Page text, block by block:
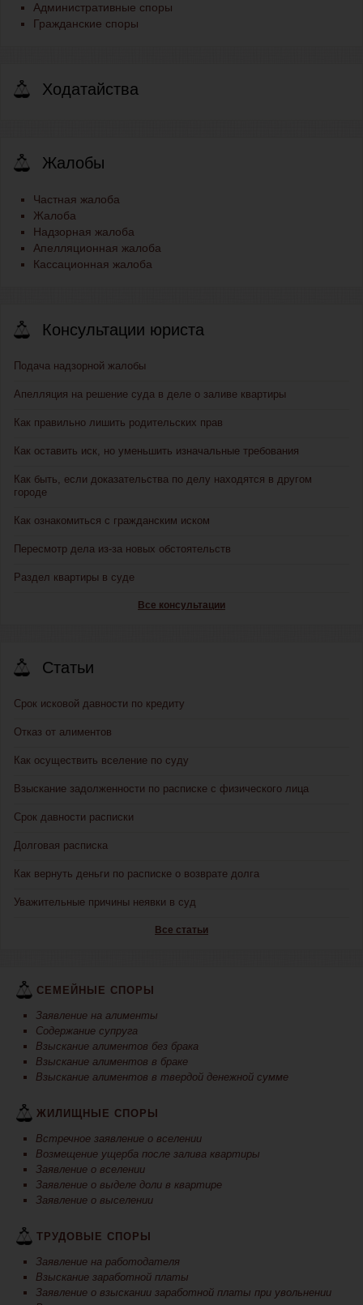
Административные споры
Гражданские споры
Ходатайства
Жалобы
Частная жалоба
Жалоба
Надзорная жалоба
Апелляционная жалоба
Кассационная жалоба
Консультации юриста
Подача надзорной жалобы
Апелляция на решение суда в деле о заливе квартиры
Как правильно лишить родительских прав
Как оставить иск, но уменьшить изначальные требования
Как быть, если доказательства по делу находятся в другом
городе
Как ознакомиться с гражданским иском
Пересмотр дела из-за новых обстоятельств
Раздел квартиры в суде
Все консультации
Статьи
Срок исковой давности по кредиту
Отказ от алиментов
Как осуществить вселение по суду
Взыскание задолженности по расписке с физического лица
Срок давности расписки
Долговая расписка
Как вернуть деньги по расписке о возврате долга
Уважительные причины неявки в суд
Все статьи
СЕМЕЙНЫЕ СПОРЫ
Заявление на алименты
Содержание супруга
Взыскание алиментов без брака
Взыскание алиментов в браке
Взыскание алиментов в твердой денежной сумме
ЖИЛИЩНЫЕ СПОРЫ
Встречное заявление о вселении
Возмещение ущерба после залива квартиры
Заявление о вселении
Заявление о выделе доли в квартире
Заявление о выселении
ТРУДОВЫЕ СПОРЫ
Заявление на работодателя
Взыскание заработной платы
Заявление о взыскании заработной платы при увольнении